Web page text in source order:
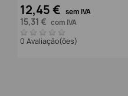
12,45 € sem IVA
15,31 € com IVA
0 Avaliação(ões)